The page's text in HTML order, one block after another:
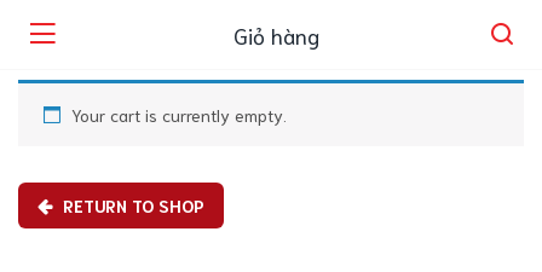
Giỏ hàng
Your cart is currently empty.
RETURN TO SHOP